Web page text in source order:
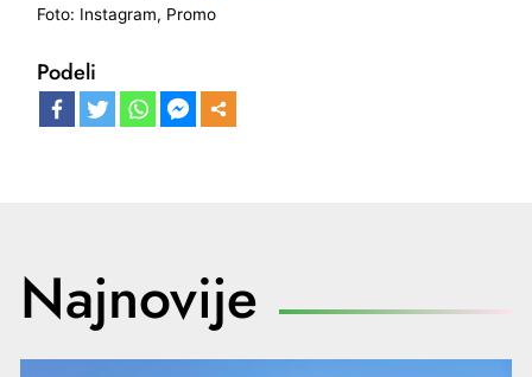
Foto: Instagram, Promo
Podeli
Najnovije